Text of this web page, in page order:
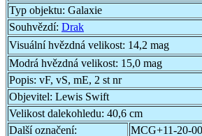
Typ objektu: Galaxie
Souhvězdí: Drak
Visuální hvězdná velikost: 14,2 mag
Modrá hvězdná velikost: 15,0 mag
Popis: vF, vS, mE, 2 st nr
Objevitel: Lewis Swift
Velikost dalekohledu: 40,6 cm
Další označení:
MCG+11-20-